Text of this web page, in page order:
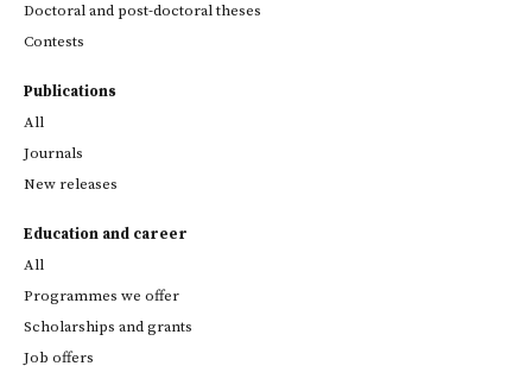
Doctoral and post-doctoral theses
Contests
Publications
All
Journals
New releases
Education and career
All
Programmes we offer
Scholarships and grants
Job offers